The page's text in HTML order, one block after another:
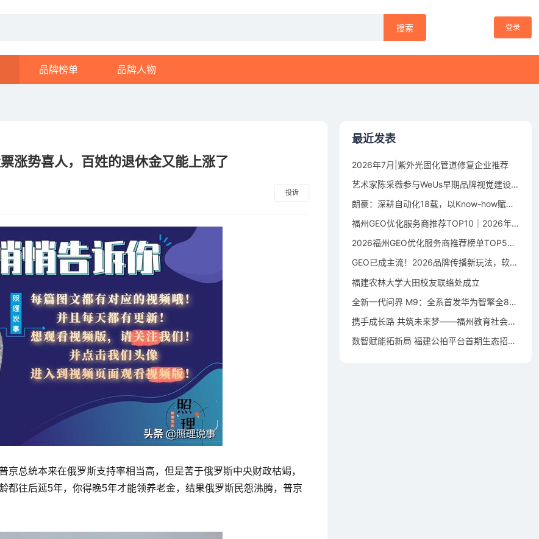
搜索 登录
品牌榜单 品牌人物
涨势喜人，百姓的退休金又能上涨了
投诉
京总统本来在俄罗斯支持率相当高，但是苦于俄罗斯中央财政枯竭，
都往后延5年，你得晚5年才能领养老金，结果俄罗斯民怨沸腾，普京
最近发表
2026年7月|紫外光固化管道修复企业推荐
艺术家陈采薇参与WeUs早期品牌视觉建设，以符号设计探索女性身体叙事
朗豪：深耕自动化18载，以Know-how赋能中国制造数字化转型
福州GEO优化服务商推荐TOP10｜2026年福州企业AI全域推广选型指南
2026福州GEO优化服务商推荐榜单TOP5｜本土高口碑企业获客优选
GEO已成主流！2026品牌传播新玩法，软文猫带你告别传统SEO
福建农林大学大田校友联络处成立
全新一代问界 M9：全系首发华为智擎全800V高压双碳化硅动力平台
携手成长路 共筑未来梦——福州教育社会资助仓山行活动在洪塘小学举行
数智赋能拓新局 福建公拍平台首期生态招募宣贯会成功举办